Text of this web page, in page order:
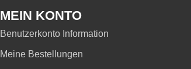
MEIN KONTO
Benutzerkonto Information
Meine Bestellungen